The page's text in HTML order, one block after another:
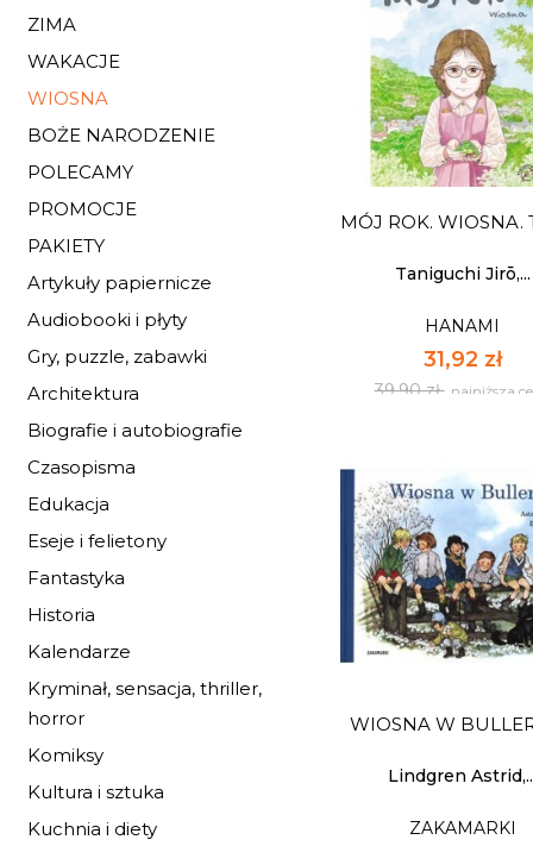
ZIMA
WAKACJE
WIOSNA
BOŻE NARODZENIE
POLECAMY
PROMOCJE
PAKIETY
Artykuły papiernicze
Audiobooki i płyty
Gry, puzzle, zabawki
Architektura
Biografie i autobiografie
Czasopisma
Edukacja
Eseje i felietony
Fantastyka
Historia
Kalendarze
Kryminał, sensacja, thriller,
horror
Komiksy
Kultura i sztuka
Kuchnia i diety
MUDUKO
51,39 zł
51,40 zł najniższa
Dostępnych: 3
Produkt dostępny
na fakturę oraz
Ilość:
DO KOSZYKA
MÓJ ROK. WIOSNA.
Taniguchi Jirō,...
HANAMI
31,92 zł
39,90 zł najniższa
MÓJ ROK. WIOSNA.
HANAMI
31,92 zł
Dostępnych: 22
Ilość:
DO KOSZYKA
WIOSNA W
Lindgren
ZAKAMARKI